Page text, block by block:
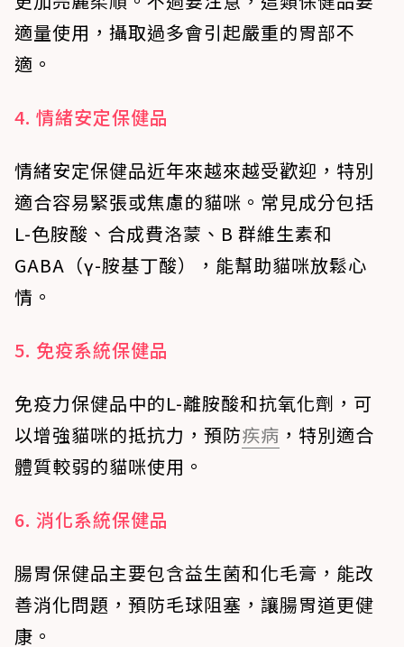
適量使用，攝取過多會引起嚴重的胃部不
適。
4. 情緒安定保健品
情緒安定保健品近年來越來越受歡迎，特別
適合容易緊張或焦慮的貓咪。常見成分包括
L-色胺酸、合成費洛蒙、B 群維生素和
GABA（γ-胺基丁酸），能幫助貓咪放鬆心
情。
5. 免疫系統保健品
免疫力保健品中的L-離胺酸和抗氧化劑，可
以增強貓咪的抵抗力，預防疾病 ，特別適合
體質較弱的貓咪使用。
6. 消化系統保健品
腸胃保健品主要包含益生菌和化毛膏，能改
善消化問題，預防毛球阻塞，讓腸胃道更健
康。